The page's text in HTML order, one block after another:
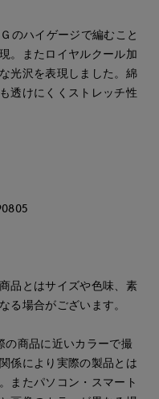
のハイゲージで編むこと
。またロイヤルクール加
光沢を表現しました。綿
透けにくくストレッチ性
品とはサイズや色味、素
る場合がございます。
の商品に近いカラーで撮
係により実際の製品とは
またパソコン・スマート